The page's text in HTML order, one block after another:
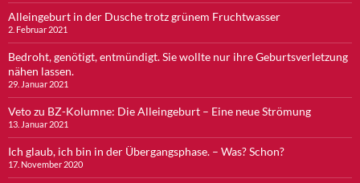
Alleingeburt in der Dusche trotz grünem Fruchtwasser
2. Februar 2021
Bedroht, genötigt, entmündigt. Sie wollte nur ihre Geburtsverletzung
nähen lassen.
29. Januar 2021
Veto zu BZ-Kolumne: Die Alleingeburt – Eine neue Strömung
13. Januar 2021
Ich glaub, ich bin in der Übergangsphase. – Was? Schon?
17. November 2020